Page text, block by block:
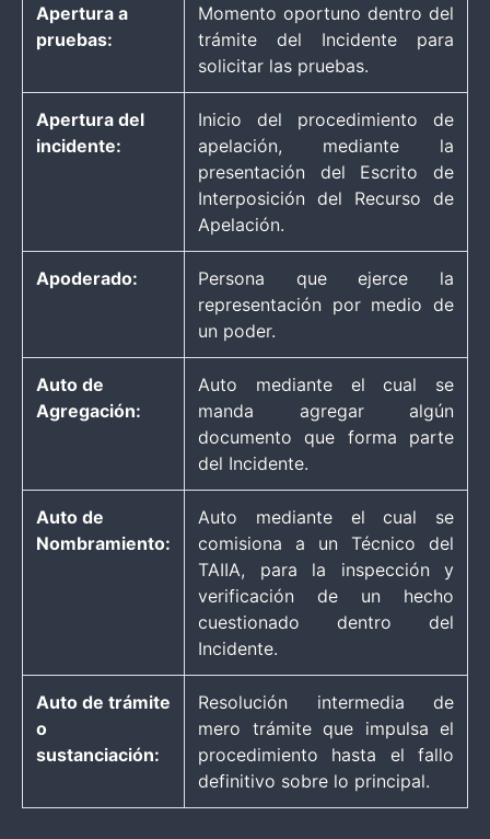
Apertura a
pruebas:
Momento oportuno dentro del
trámite del Incidente para
solicitar las pruebas.
Apertura del
incidente:
Inicio del procedimiento de
apelación, mediante la
presentación del Escrito de
Interposición del Recurso de
Apelación.
Apoderado:
Persona que ejerce la
representación por medio de
un poder.
Auto de
Agregación:
Auto mediante el cual se
manda agregar algún
documento que forma parte
del Incidente.
Auto de
Nombramiento:
Auto mediante el cual se
comisiona a un Técnico del
TAIIA, para la inspección y
verificación de un hecho
cuestionado dentro del
Incidente.
Auto de trámite
o
sustanciación:
Resolución intermedia de
mero trámite que impulsa el
procedimiento hasta el fallo
definitivo sobre lo principal.